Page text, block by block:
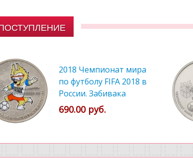
2018 Чемпионат мира
по футболу FIFA 2018 в
России. Забивака
цветной
690.00 руб.